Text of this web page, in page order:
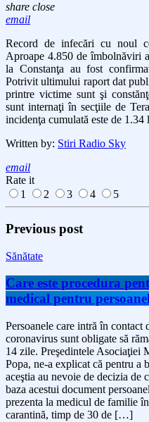
share close
email
Record de infecări cu noul
Aproape 4.850 de îmbolnăviri
la Constanţa au fost
Potrivit ultimului raport dat
printre victime sunt şi
sunt internaţi în secţiile de
incidenţa cumulată este de
Written by: Stiri Radio Sky
email
Rate it
1
2 3 4 5
Previous post
Sănătate
Care este procedura
medical pentru
Persoanele care intră în
coronavirus sunt obligate să
14 zile. Preşedintele Asociaţiei
Popa, ne-a explicat că pentru a
aceştia au nevoie de decizia de
baza acestui document
prezenta la medicul de familie
carantină, timp de 30 de […]